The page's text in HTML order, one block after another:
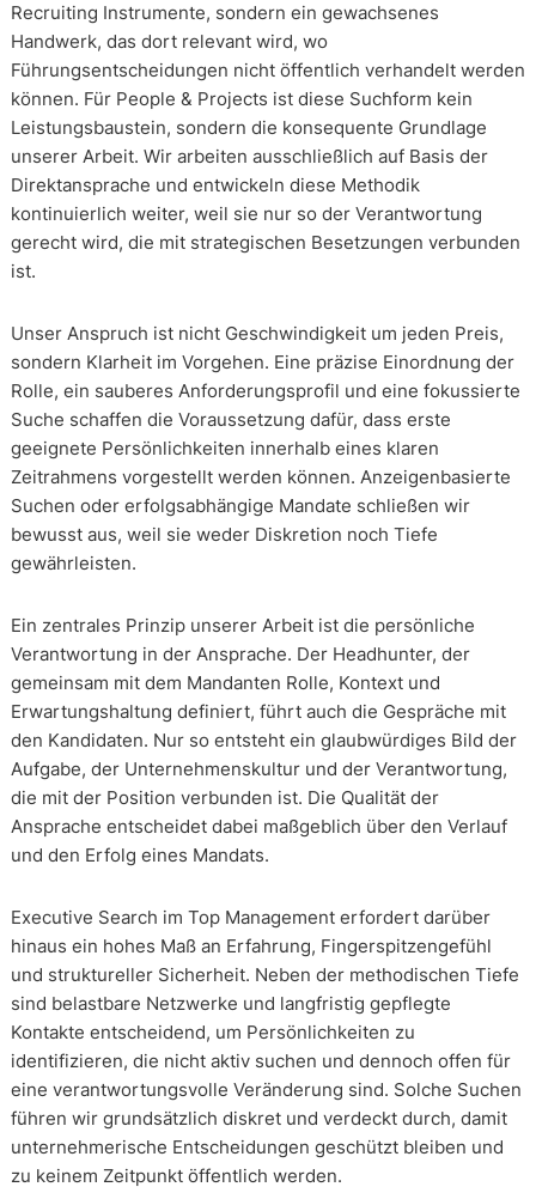
Recruiting Instrumente, sondern ein gewachsenes
Handwerk, das dort relevant wird, wo
Führungsentscheidungen nicht öffentlich verhandelt werden
können. Für People & Projects ist diese Suchform kein
Leistungsbaustein, sondern die konsequente Grundlage
unserer Arbeit. Wir arbeiten ausschließlich auf Basis der
Direktansprache und entwickeln diese Methodik
kontinuierlich weiter, weil sie nur so der Verantwortung
gerecht wird, die mit strategischen Besetzungen verbunden
ist.
Unser Anspruch ist nicht Geschwindigkeit um jeden Preis,
sondern Klarheit im Vorgehen. Eine präzise Einordnung der
Rolle, ein sauberes Anforderungsprofil und eine fokussierte
Suche schaffen die Voraussetzung dafür, dass erste
geeignete Persönlichkeiten innerhalb eines klaren
Zeitrahmens vorgestellt werden können. Anzeigenbasierte
Suchen oder erfolgsabhängige Mandate schließen wir
bewusst aus, weil sie weder Diskretion noch Tiefe
gewährleisten.
Ein zentrales Prinzip unserer Arbeit ist die persönliche
Verantwortung in der Ansprache. Der Headhunter, der
gemeinsam mit dem Mandanten Rolle, Kontext und
Erwartungshaltung definiert, führt auch die Gespräche mit
den Kandidaten. Nur so entsteht ein glaubwürdiges Bild der
Aufgabe, der Unternehmenskultur und der Verantwortung,
die mit der Position verbunden ist. Die Qualität der
Ansprache entscheidet dabei maßgeblich über den Verlauf
und den Erfolg eines Mandats.
Executive Search im Top Management erfordert darüber
hinaus ein hohes Maß an Erfahrung, Fingerspitzengefühl
und struktureller Sicherheit. Neben der methodischen Tiefe
sind belastbare Netzwerke und langfristig gepflegte
Kontakte entscheidend, um Persönlichkeiten zu
identifizieren, die nicht aktiv suchen und dennoch offen für
eine verantwortungsvolle Veränderung sind. Solche Suchen
führen wir grundsätzlich diskret und verdeckt durch, damit
unternehmerische Entscheidungen geschützt bleiben und
zu keinem Zeitpunkt öffentlich werden.